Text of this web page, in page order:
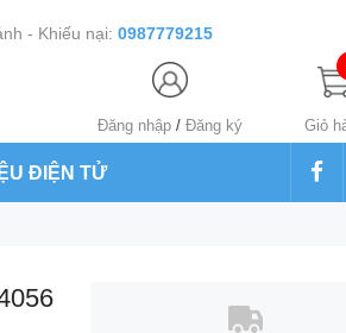
- Khiếu nại: 0987779215
Đăng nhập/ Đăng ký Giỏ
ĐIỆN TỬ